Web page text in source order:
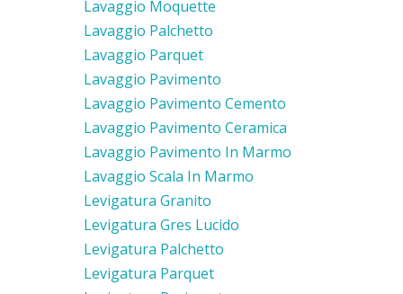
Lavaggio Moquette
Lavaggio Palchetto
Lavaggio Parquet
Lavaggio Pavimento
Lavaggio Pavimento Cemento
Lavaggio Pavimento Ceramica
Lavaggio Pavimento In Marmo
Lavaggio Scala In Marmo
Levigatura Granito
Levigatura Gres Lucido
Levigatura Palchetto
Levigatura Parquet